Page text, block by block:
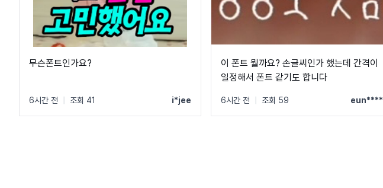
무슨폰트인가요?
6시간 전 조회 41 i*jee
이 폰트 뭘까요? 손글씨인가 했는데 간격이
일정해서 폰트 같기도 합니다
6시간 전 조회 59 eun****